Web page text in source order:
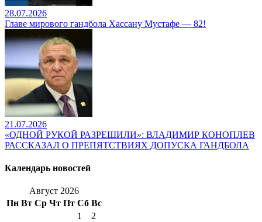
28.07.2026
Главе мирового гандбола Хассану Мустафе — 82!
21.07.2026
«ОДНОЙ РУКОЙ РАЗРЕШИЛИ»: ВЛАДИМИР КОНОПЛЕВ
РАССКАЗАЛ О ПРЕПЯТСТВИЯХ ДОПУСКА ГАНДБОЛА
Календарь новостей
Август 2026
Пн Вт Ср Чт Пт Сб Вс
1
2